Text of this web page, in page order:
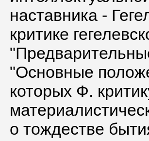
наставника -
критике
"Основные
которых Ф.
о тождестве